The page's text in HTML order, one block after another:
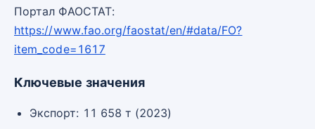
Портал ФАОСТАТ:
https://www.fao.org/faostat/en/#data/FO?
item_code=1617
Ключевые значения
Экспорт: 11 658 т (2023)